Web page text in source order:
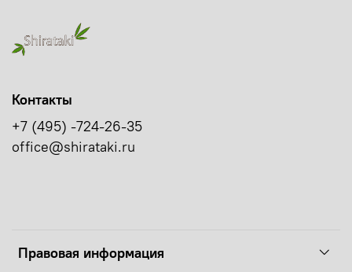
Правовая информация
Контакты
+7 (495) -724-26-35
office@shirataki.ru